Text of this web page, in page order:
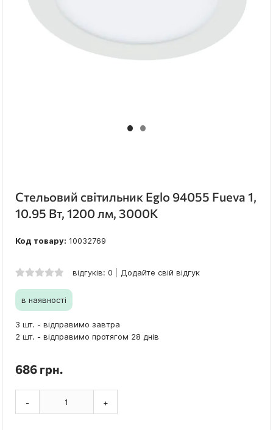
Стельовий світильник Eglo 94055 Fueva 1,
10.95 Вт, 1200 лм, 3000K
Код товару: 10032769
відгуків: 0 Додайте свій відгук
в наявності
3 шт. - відправимо завтра
2 шт. - відправимо протягом 28 днів
686 грн.
- +